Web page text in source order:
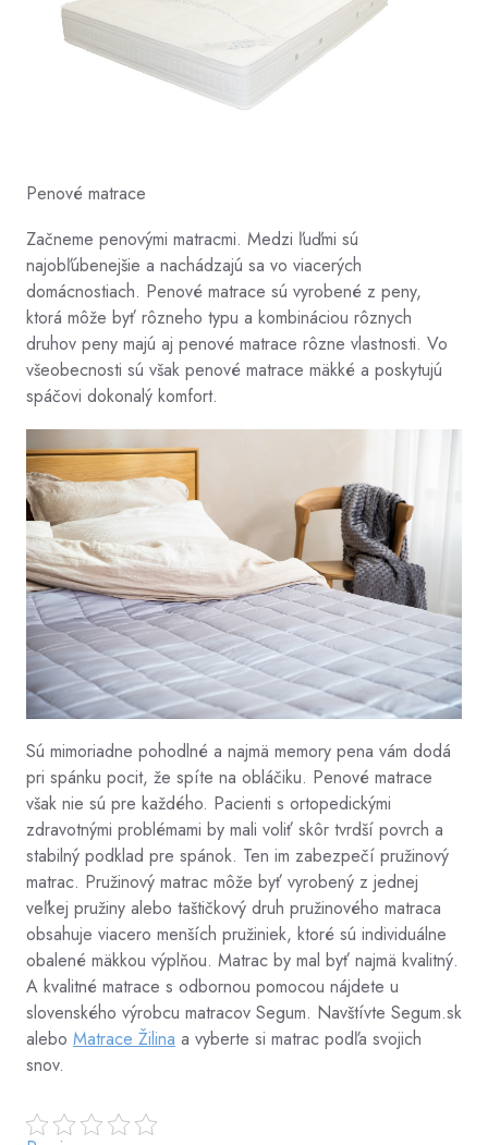
Penové matrace
Začneme penovými matracmi. Medzi ľuďmi sú
najobľúbenejšie a nachádzajú sa vo viacerých
domácnostiach. Penové matrace sú vyrobené z peny,
ktorá môže byť rôzneho typu a kombináciou rôznych
druhov peny majú aj penové matrace rôzne vlastnosti. Vo
všeobecnosti sú však penové matrace mäkké a poskytujú
spáčovi dokonalý komfort.
Sú mimoriadne pohodlné a najmä memory pena vám dodá
pri spánku pocit, že spíte na obláčiku. Penové matrace
však nie sú pre každého. Pacienti s ortopedickými
zdravotnými problémami by mali voliť skôr tvrdší povrch a
stabilný podklad pre spánok. Ten im zabezpečí pružinový
matrac. Pružinový matrac môže byť vyrobený z jednej
veľkej pružiny alebo taštičkový druh pružinového matraca
obsahuje viacero menších pružiniek, ktoré sú individuálne
obalené mäkkou výplňou. Matrac by mal byť najmä kvalitný.
A kvalitné matrace s odbornou pomocou nájdete u
slovenského výrobcu matracov Segum. Navštívte Segum.sk
alebo Matrace Žilina a vyberte si matrac podľa svojich
snov.